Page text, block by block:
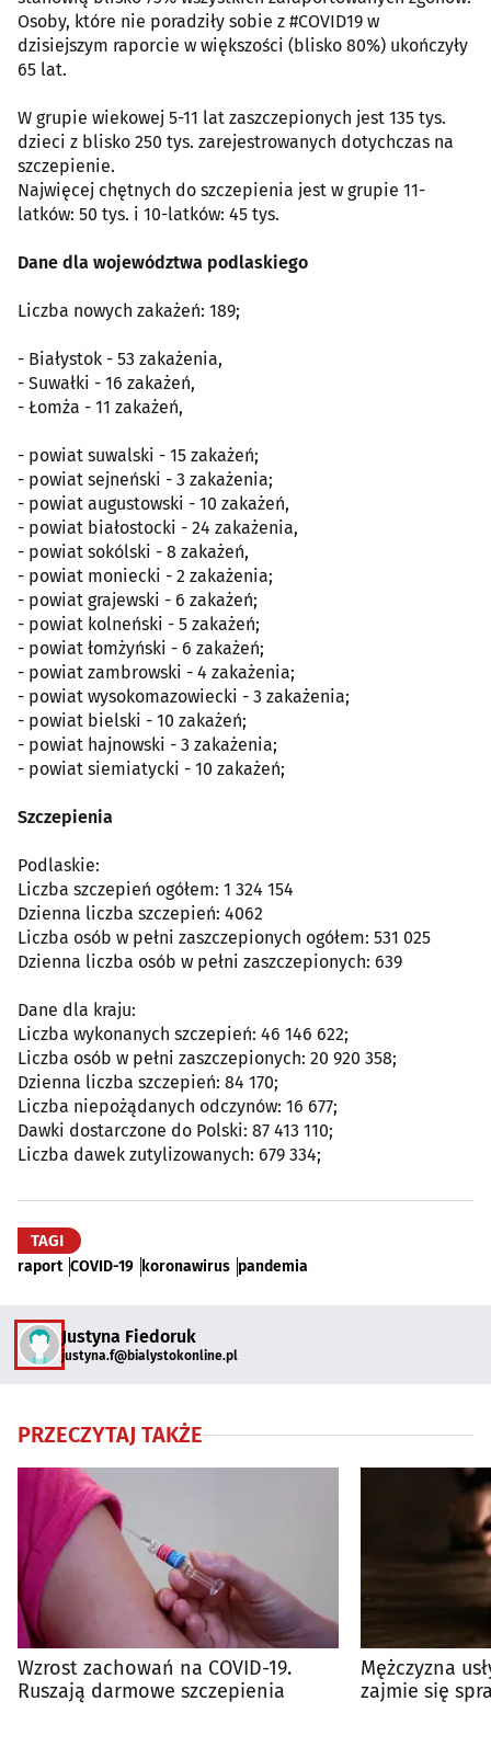
Osoby, które nie poradziły sobie z #COVID19 w
dzisiejszym raporcie w większości (blisko 80%) ukończyły
65 lat.
W grupie wiekowej 5-11 lat zaszczepionych jest 135 tys.
dzieci z blisko 250 tys. zarejestrowanych dotychczas na
szczepienie.
Najwięcej chętnych do szczepienia jest w grupie 11-
latków: 50 tys. i 10-latków: 45 tys.
Dane dla województwa podlaskiego
Liczba nowych zakażeń: 189;
- Białystok - 53 zakażenia,
- Suwałki - 16 zakażeń,
- Łomża - 11 zakażeń,
- powiat suwalski - 15 zakażeń;
- powiat sejneński - 3 zakażenia;
- powiat augustowski - 10 zakażeń,
- powiat białostocki - 24 zakażenia,
- powiat sokólski - 8 zakażeń,
- powiat moniecki - 2 zakażenia;
- powiat grajewski - 6 zakażeń;
- powiat kolneński - 5 zakażeń;
- powiat łomżyński - 6 zakażeń;
- powiat zambrowski - 4 zakażenia;
- powiat wysokomazowiecki - 3 zakażenia;
- powiat bielski - 10 zakażeń;
- powiat hajnowski - 3 zakażenia;
- powiat siemiatycki - 10 zakażeń;
Szczepienia
Podlaskie:
Liczba szczepień ogółem: 1 324 154
Dzienna liczba szczepień: 4062
Liczba osób w pełni zaszczepionych ogółem: 531 025
Dzienna liczba osób w pełni zaszczepionych: 639
Dane dla kraju:
Liczba wykonanych szczepień: 46 146 622;
Liczba osób w pełni zaszczepionych: 20 920 358;
Dzienna liczba szczepień: 84 170;
Liczba niepożądanych odczynów: 16 677;
Dawki dostarczone do Polski: 87 413 110;
Liczba dawek zutylizowanych: 679 334;
TAGI
raport COVID-19 koronawirus pandemia
Justyna Fiedoruk
justyna.f@bialystokonline.pl
PRZECZYTAJ TAKŻE
Wzrost zachowań na COVID-19.
Ruszają darmowe szczepienia
Mężczyzna
zajmie się